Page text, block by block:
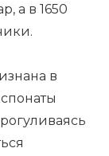
а в 1650
в